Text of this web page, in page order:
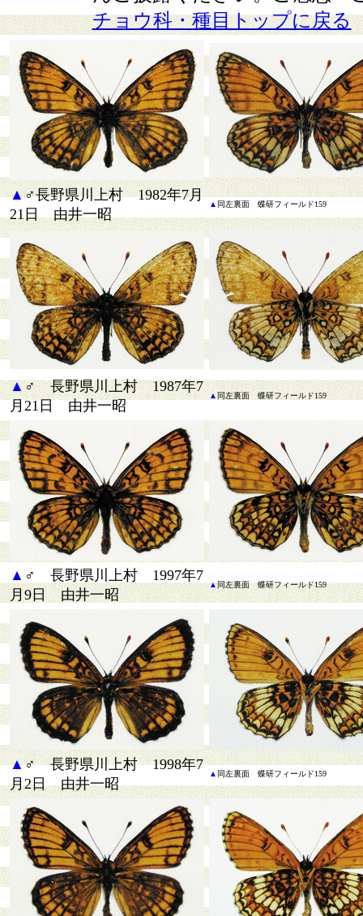
チョウ科・種目トップに戻る
▲♂長野県川上村 1982年7月
21日 由井一昭
▲ 同左裏面 蝶研フィールド159
▲ ♂ 長野県川上村 1987年7
月21日 由井一昭
▲ 同左裏面 蝶研フィールド159
▲ ♂ 長野県川上村 1997年7
月9日 由井一昭
▲同左裏面 蝶研フィールド159
▲♂ 長野県川上村 1998年7
月2日 由井一昭
▲ 同左裏面 蝶研フィールド159